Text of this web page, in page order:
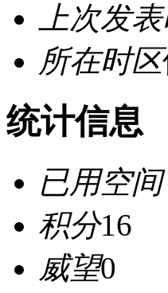
上次发
所在时区
统计信息
已用空间
积分16
威望0